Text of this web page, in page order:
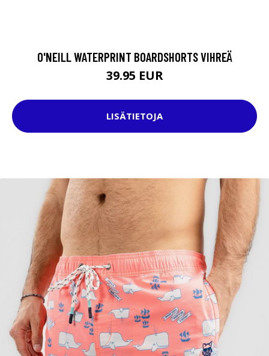
O'NEILL WATERPRINT BOARDSHORTS VIHREÄ
39.95 EUR
LISÄTIETOJA